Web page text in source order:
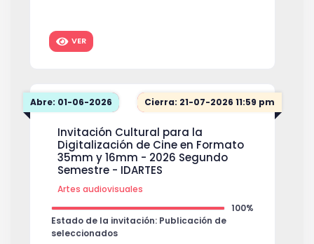
conocimiento especializado de dos
instituciones de referencia en
preservación audiovisual del país. 2.
recuperados, en el marco de la
celebración internacional del Día del
octubre de 2026.
VER
Abre: 01-06-2026 Cierra: 21-07-2026 11:59 pm
Invitación Cultural para la
Digitalización de Cine en Formato
35mm y 16mm - 2026 Segundo
Semestre - IDARTES
Artes audiovisuales
100%
Estado de la invitación: Publicación de
seleccionados